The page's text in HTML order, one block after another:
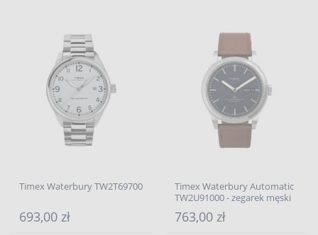
Timex Waterbury TW2T69700
693,00 zł
Timex Waterbury Automatic
TW2U91000 - zegarek męski
763,00 zł